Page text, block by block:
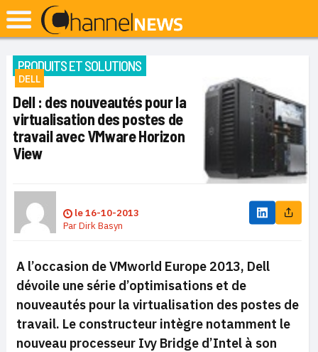
PRODUITS ET SOLUTIONS
DELL
Dell : des nouveautés pour la
virtualisation des postes de
travail avec VMware Horizon
View
le16-10-2013
ParDirk Basyn
A l’occasion de VMworld Europe 2013, Dell
dévoile une série d’optimisations et de
nouveautés pour la virtualisation des postes de
travail. Le constructeur intègre notamment le
nouveau processeur Ivy Bridge d’Intel à son